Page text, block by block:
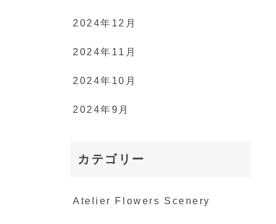
2024年12月
2024年11月
2024年10月
2024年9月
カテゴリー
Atelier Flowers Scenery